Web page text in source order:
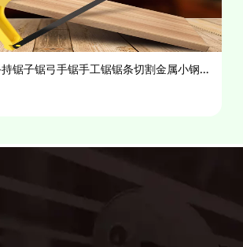
锯子锯弓手锯手工锯锯条切割金属小钢